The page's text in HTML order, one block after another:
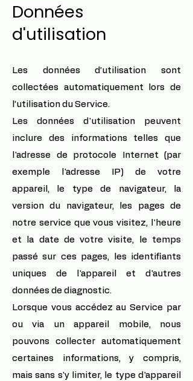
Données
d'utilisation
Les données d’utilisation sont
collectées automatiquement lors de
l’utilisation du Service.
Les données d'utilisation peuvent
inclure des informations telles que
l'adresse de protocole Internet (par
exemple l'adresse IP) de votre
appareil, le type de navigateur, la
version du navigateur, les pages de
notre service que vous visitez, l'heure
et la date de votre visite, le temps
passé sur ces pages, les identifiants
uniques de l'appareil et d'autres
données de diagnostic.
Lorsque vous accédez au Service par
ou via un appareil mobile, nous
pouvons collecter automatiquement
certaines informations, y compris,
mais sans s'y limiter, le type d'appareil